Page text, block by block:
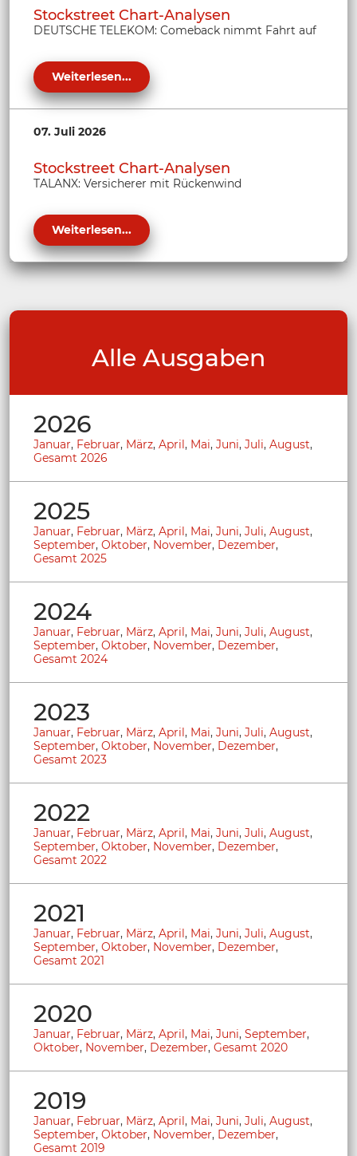
Stockstreet Chart-Analysen
DEUTSCHE TELEKOM: Comeback nimmt Fahrt auf
Weiterlesen...
07. Juli 2026
Stockstreet Chart-Analysen
TALANX: Versicherer mit Rückenwind
Weiterlesen...
Alle Ausgaben
2026
Januar, Februar, März, April, Mai, Juni, Juli, August,
Gesamt 2026
2025
Januar, Februar, März, April, Mai, Juni, Juli, August,
September, Oktober, November, Dezember,
Gesamt 2025
2024
Januar, Februar, März, April, Mai, Juni, Juli, August,
September, Oktober, November, Dezember,
Gesamt 2024
2023
Januar, Februar, März, April, Mai, Juni, Juli, August,
September, Oktober, November, Dezember,
Gesamt 2023
2022
Januar, Februar, März, April, Mai, Juni, Juli, August,
September, Oktober, November, Dezember,
Gesamt 2022
2021
Januar, Februar, März, April, Mai, Juni, Juli, August,
September, Oktober, November, Dezember,
Gesamt 2021
2020
Januar, Februar, März, April, Mai, Juni, September,
Oktober, November, Dezember, Gesamt 2020
2019
Januar, Februar, März, April, Mai, Juni, Juli, August,
September, Oktober, November, Dezember,
Gesamt 2019